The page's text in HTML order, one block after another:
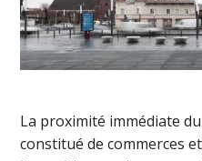
La proximité immédiate
constitué de commerces